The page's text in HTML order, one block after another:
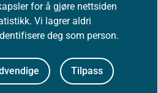
for å gjøre nettsiden
Vi lagrer aldri
deg som person.
Tilpass